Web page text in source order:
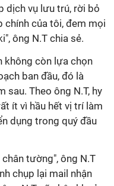
dịch vụ lưu trú, rời bỏ
chính của tôi, đem mọi
ông N.T chia sẻ.
không còn lựa chọn
ban đầu, đó là
sau. Theo ông N.T, hy
ít vì hầu hết vị trí làm
dụng trong quý đầu
tường", ông N.T
chụp lại mail nhận